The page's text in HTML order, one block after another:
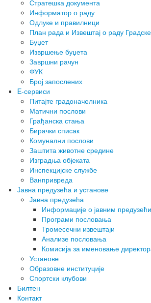
Стратешка документа
Информатор о раду
Одлуке и правилници
План рада и Извештај о раду
Буџет
Извршење буџета
Завршни рачун
ФУК
Број запослених
E-сервиси
Питајте градоначелника
Матични послови
Грађанска стања
Бирачки списак
Комунални послови
Заштита животне средине
Изградња објеката
Инспекцијске службе
Ванпривреда
Јавна предузећа и установе
Јавна предузећа
Информације о јавним
Програми пословања
Тромесечни извештаји
Анализе пословања
Комисија за именовање
Установе
Образовне институције
Спортски клубови
Билтен
Контакт